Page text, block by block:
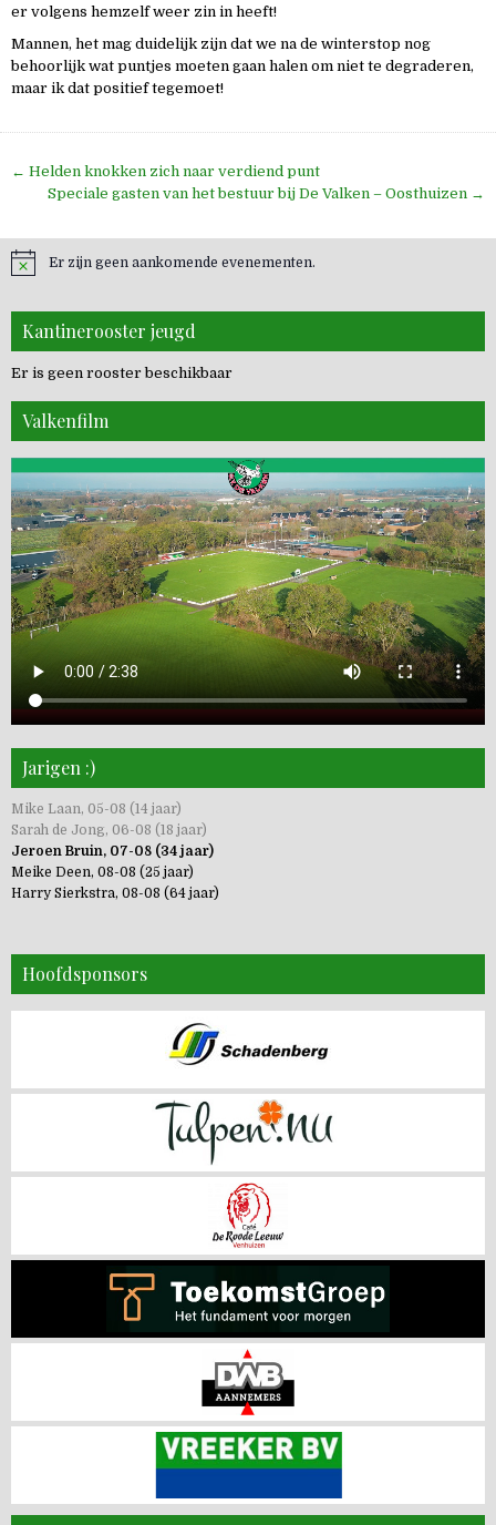
er volgens hemzelf weer zin in heeft!
Mannen, het mag duidelijk zijn dat we na de winterstop nog
behoorlijk wat puntjes moeten gaan halen om niet te degraderen,
maar ik dat positief tegemoet!
Bericht
navigatie
← Helden knokken zich naar verdiend punt
Speciale gasten van het bestuur bij De Valken – Oosthuizen →
Er zijn geen aankomende evenementen.
Kantinerooster jeugd
Er is geen rooster beschikbaar
Valkenfilm
Jarigen :)
Mike Laan, 05-08 (14 jaar)
Sarah de Jong, 06-08 (18 jaar)
Jeroen Bruin, 07-08 (34 jaar)
Meike Deen, 08-08 (25 jaar)
Harry Sierkstra, 08-08 (64 jaar)
Hoofdsponsors